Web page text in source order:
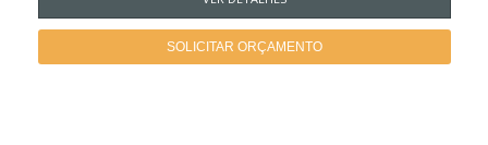
SOLICITAR ORÇAMENTO